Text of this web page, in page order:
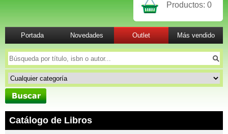
Productos: 0
Portada Novedades Outlet Más vendido
Catálogo de Libros